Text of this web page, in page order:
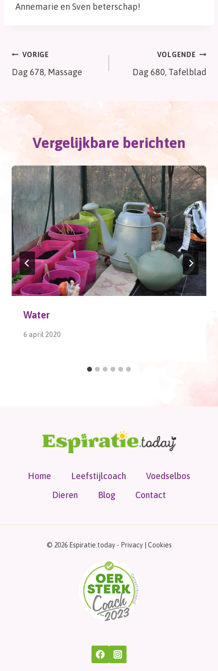
Annemarie en Sven beterschap!
Bericht
navigatie
VORIGE
Dag 678, Massage
VOLGENDE
Dag 680, Tafelblad
Vergelijkbare berichten
Water
6 april 2020
Home Leefstijlcoach
Voedselbos
Dieren
Blog Contact
© 2026 Espiratie.today - Privacy| Cookies